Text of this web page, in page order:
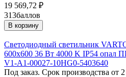
19 569,72 ₽
313баллов
В корзину
Светодиодный светильник
600х600 36 Вт 4000 K IP54 опал
V1-A1-00027-10HG0-5403640
Под заказ. Срок производства от